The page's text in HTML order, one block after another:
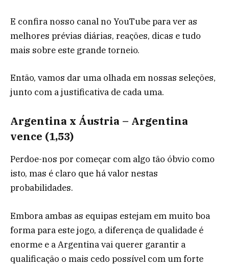
E confira nosso canal no YouTube para ver as
melhores prévias diárias, reações, dicas e tudo
mais sobre este grande torneio.
Então, vamos dar uma olhada em nossas seleções,
junto com a justificativa de cada uma.
Argentina x Áustria – Argentina
vence (1,53)
Perdoe-nos por começar com algo tão óbvio como
isto, mas é claro que há valor nestas
probabilidades.
Embora ambas as equipas estejam em muito boa
forma para este jogo, a diferença de qualidade é
enorme e a Argentina vai querer garantir a
qualificação o mais cedo possível com um forte